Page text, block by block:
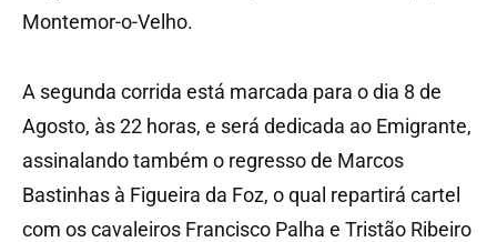
Montemor-o-Velho.
A segunda corrida está marcada para o dia 8 de
Agosto, às 22 horas, e será dedicada ao Emigrante,
assinalando também o regresso de Marcos
Bastinhas à Figueira da Foz, o qual repartirá cartel
com os cavaleiros Francisco Palha e Tristão Ribeiro